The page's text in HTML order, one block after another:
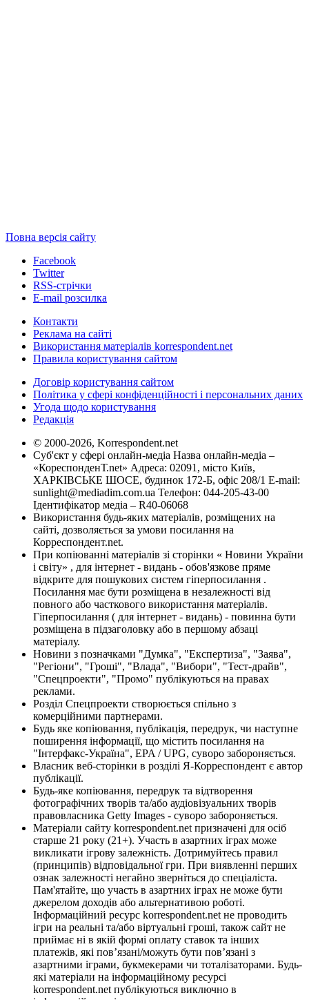
Повна версія сайту
Facebook
Twitter
RSS-стрічки
E-mail розсилка
Контакти
Реклама на сайті
Використання матеріалів korrespondent.net
Правила користування сайтом
Договір користування сайтом
Політика у сфері конфіденційності і персональних даних
Угода щодо користування
Редакція
© 2000-2026, Korrespondent.net
Суб'єкт у сфері онлайн-медіа Назва онлайн-медіа –
«КореспонденТ.net» Адреса: 02091, місто Київ,
ХАРКІВСЬКЕ ШОСЕ, будинок 172-Б, офіс 208/1 E-mail:
sunlight@mediadim.com.ua Телефон: 044-205-43-00
Ідентифікатор медіа – R40-06068
Використання будь-яких матеріалів, розміщених на
сайті, дозволяється за умови посилання на
Корреспондент.net.
При копіюванні матеріалів зі сторінки « Новини України
і світу» , для інтернет - видань - обов'язкове пряме
відкрите для пошукових систем гіперпосилання .
Посилання має бути розміщена в незалежності від
повного або часткового використання матеріалів.
Гіперпосилання ( для інтернет - видань) - повинна бути
розміщена в підзаголовку або в першому абзаці
матеріалу.
Новини з позначками "Думка", "Експертиза", "Заява",
"Регіони", "Гроші", "Влада", "Вибори", "Тест-драйв",
"Спецпроекти", "Промо" публікуються на правах
реклами.
Розділ Спецпроекти створюється спільно з
комерційними партнерами.
Будь яке копіювання, публікація, передрук, чи наступне
поширення інформації, що містить посилання на
"Інтерфакс-Україна", EPA / UPG, суворо забороняється.
Власник веб-сторінки в розділі Я-Корреспондент є автор
публікації.
Будь-яке копіювання, передрук та відтворення
фотографічних творів та/або аудіовізуальних творів
правовласника Getty Images - суворо забороняється.
Матеріали сайту korrespondent.net призначені для осіб
старше 21 року (21+). Участь в азартних іграх може
викликати ігрову залежність. Дотримуйтесь правил
(принципів) відповідальної гри. При виявленні перших
ознак залежності негайно зверніться до спеціаліста.
Пам'ятайте, що участь в азартних іграх не може бути
джерелом доходів або альтернативою роботі.
Інформаційний ресурс korrespondent.net не проводить
ігри на реальні та/або віртуальні гроші, також сайт не
приймає ні в якій формі оплату ставок та інших
платежів, які пов’язані/можуть бути пов’язані з
азартними іграми, букмекерами чи тоталізаторами. Будь-
які матеріали на інформаційному ресурсі
korrespondent.net публікуються виключно в